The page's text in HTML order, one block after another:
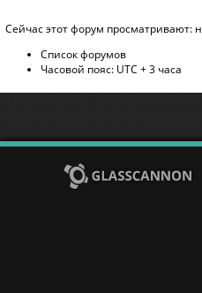
Сейчас этот форум просматривают:
Список форумов
Часовой пояс: UTC + 3 часа